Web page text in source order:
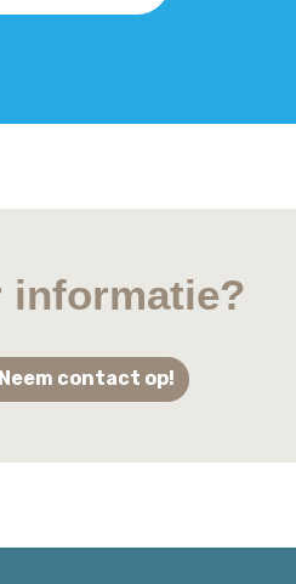
informatie?
Neem contact op!